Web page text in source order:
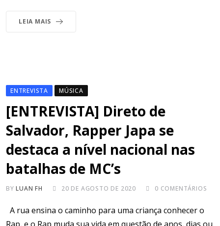
LEIA MAIS
ENTREVISTA MÚSICA
[ENTREVISTA] Direto de
Salvador, Rapper Japa se
destaca a nível nacional nas
batalhas de MC’s
BYLUAN FH 20 DE AGOSTO DE 2020 0 COMENTÁRIOS
A rua ensina o caminho para uma criança conhecer o